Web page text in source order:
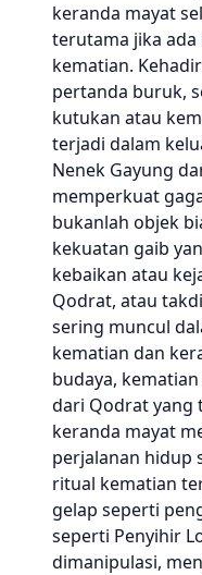
keranda mayat
terutama jika
kematian.
pertanda buruk,
kutukan atau
terjadi dalam
Nenek Gayung
memperkuat
bukanlah objek
kekuatan gaib
kebaikan atau
Qodrat, atau
sering muncul
kematian dan
budaya,
dari Qodrat yang
keranda mayat
perjalanan hidup
ritual kematian
gelap seperti
seperti Penyihir
dimanipulasi,